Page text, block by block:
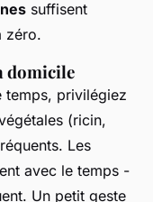
suffisent
zéro.
domicile
temps, privilégiez
(ricin,
Les
avec le temps -
Un petit geste